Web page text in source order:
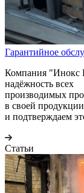
Гарантийное
Компания "Инокс
надёжность всех
производимых
в своей продукции
и подтверждаем
Статьи